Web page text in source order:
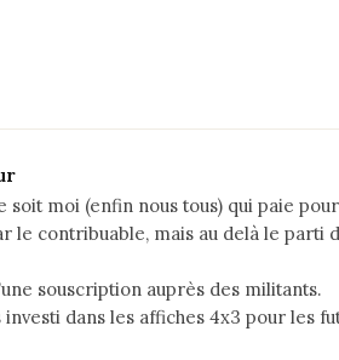
soit moi (enfin nous tous) qui paie
le contribuable, mais au delà le parti
souscription auprès des militants.
dans les affiches 4x3 pour les